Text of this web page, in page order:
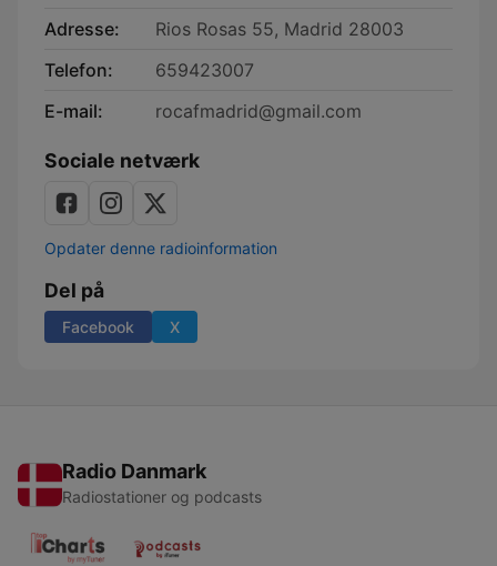
Adresse:
Rios Rosas 55, Madrid 28003
Telefon:
659423007
E-mail:
rocafmadrid@gmail.com
Sociale netværk
Opdater denne radioinformation
Del på
Facebook X
Radio Danmark
Radiostationer og podcasts